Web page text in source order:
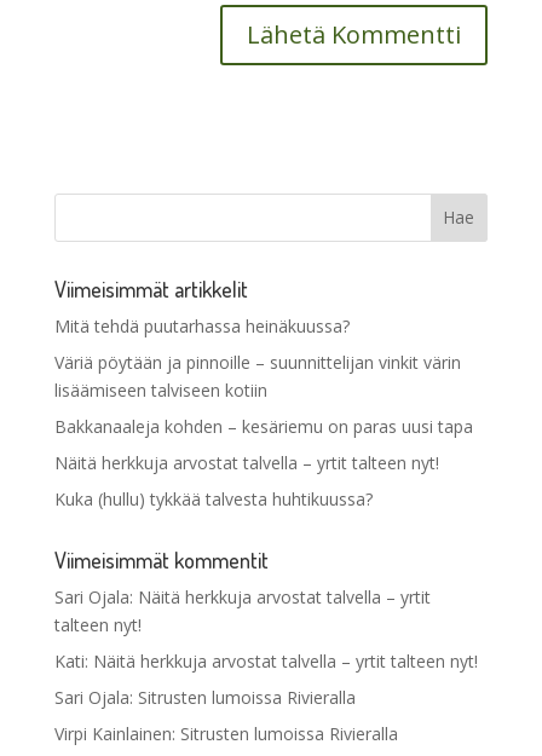
Viimeisimmät artikkelit
Mitä tehdä puutarhassa heinäkuussa?
Väriä pöytään ja pinnoille – suunnittelijan vinkit värin
lisäämiseen talviseen kotiin
Bakkanaaleja kohden – kesäriemu on paras uusi tapa
Näitä herkkuja arvostat talvella – yrtit talteen nyt!
Kuka (hullu) tykkää talvesta huhtikuussa?
Viimeisimmät kommentit
Sari Ojala: Näitä herkkuja arvostat talvella – yrtit
talteen nyt!
Kati: Näitä herkkuja arvostat talvella – yrtit talteen nyt!
Sari Ojala: Sitrusten lumoissa Rivieralla
Virpi Kainlainen: Sitrusten lumoissa Rivieralla